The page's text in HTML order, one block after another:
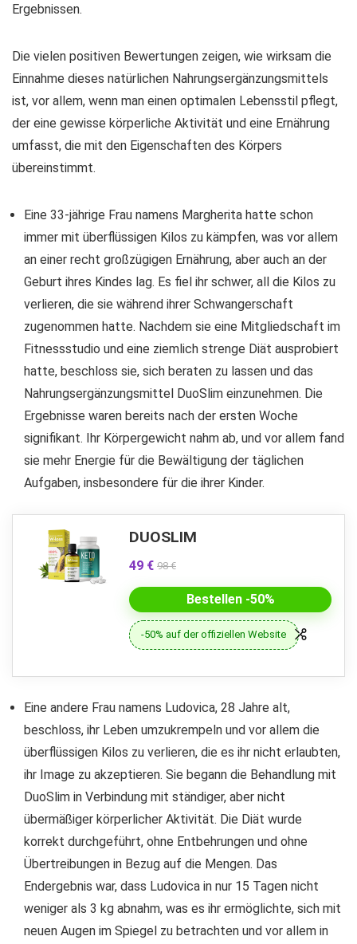
Ergebnissen.
Die vielen positiven Bewertungen zeigen, wie wirksam die
Einnahme dieses natürlichen Nahrungsergänzungsmittels
ist, vor allem, wenn man einen optimalen Lebensstil pflegt,
der eine gewisse körperliche Aktivität und eine Ernährung
umfasst, die mit den Eigenschaften des Körpers
übereinstimmt.
Eine 33-jährige Frau namens Margherita hatte schon
immer mit überflüssigen Kilos zu kämpfen, was vor allem
an einer recht großzügigen Ernährung, aber auch an der
Geburt ihres Kindes lag. Es fiel ihr schwer, all die Kilos zu
verlieren, die sie während ihrer Schwangerschaft
zugenommen hatte. Nachdem sie eine Mitgliedschaft im
Fitnessstudio und eine ziemlich strenge Diät ausprobiert
hatte, beschloss sie, sich beraten zu lassen und das
Nahrungsergänzungsmittel DuoSlim einzunehmen. Die
Ergebnisse waren bereits nach der ersten Woche
signifikant. Ihr Körpergewicht nahm ab, und vor allem fand
sie mehr Energie für die Bewältigung der täglichen
Aufgaben, insbesondere für die ihrer Kinder.
DUOSLIM
49 € 98 €
Bestellen -50%
-50% auf der offiziellen Website
Eine andere Frau namens Ludovica, 28 Jahre alt,
beschloss, ihr Leben umzukrempeln und vor allem die
überflüssigen Kilos zu verlieren, die es ihr nicht erlaubten,
ihr Image zu akzeptieren. Sie begann die Behandlung mit
DuoSlim in Verbindung mit ständiger, aber nicht
übermäßiger körperlicher Aktivität. Die Diät wurde
korrekt durchgeführt, ohne Entbehrungen und ohne
Übertreibungen in Bezug auf die Mengen. Das
Endergebnis war, dass Ludovica in nur 15 Tagen nicht
weniger als 3 kg abnahm, was es ihr ermöglichte, sich mit
neuen Augen im Spiegel zu betrachten und vor allem in